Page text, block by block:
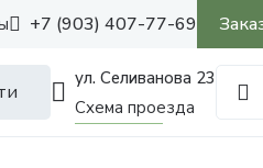
+7 (903) 407-77-69
ул. Селиванова 23
Схема проезда